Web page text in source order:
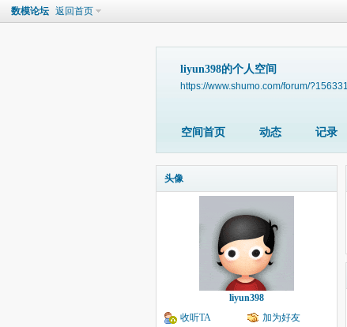
数模论坛 返回首页
liyun398的个人空间
https://www.shumo.com/forum/?156331
空间首页 动态 记录
头像
liyun398
收听TA
加为好友